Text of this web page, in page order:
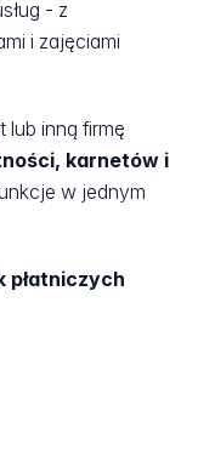
- z
i zajęciami
lub inną firmę
karnetów i
w jednym
płatniczych